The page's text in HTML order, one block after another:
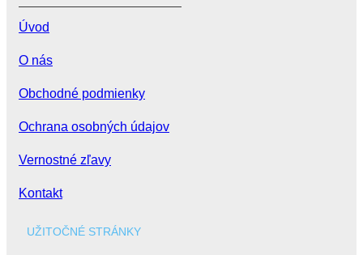
Úvod
O nás
Obchodné podmienky
Ochrana osobných údajov
Vernostné zľavy
Kontakt
UŽITOČNÉ STRÁNKY